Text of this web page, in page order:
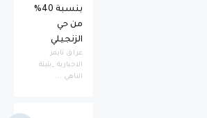
بنسبة 40%
من حي
الزنجيلي
عراق تايمز
الاخبارية _بثينة
الناهي ...